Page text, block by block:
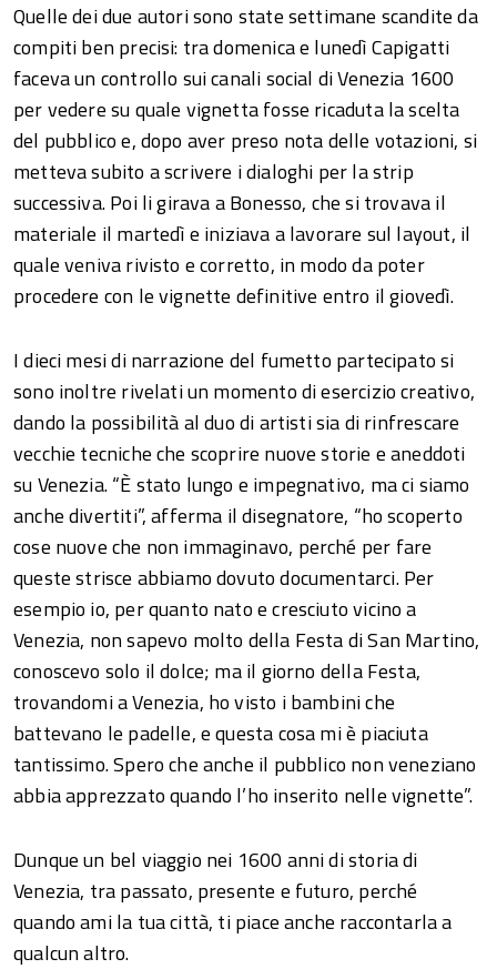
Quelle dei due autori sono state settimane scandite da
compiti ben precisi: tra domenica e lunedì Capigatti
faceva un controllo sui canali social di Venezia 1600
per vedere su quale vignetta fosse ricaduta la scelta
del pubblico e, dopo aver preso nota delle votazioni, si
metteva subito a scrivere i dialoghi per la strip
successiva. Poi li girava a Bonesso, che si trovava il
materiale il martedì e iniziava a lavorare sul layout, il
quale veniva rivisto e corretto, in modo da poter
procedere con le vignette definitive entro il giovedì.
I dieci mesi di narrazione del fumetto partecipato si
sono inoltre rivelati un momento di esercizio creativo,
dando la possibilità al duo di artisti sia di rinfrescare
vecchie tecniche che scoprire nuove storie e aneddoti
su Venezia. “È stato lungo e impegnativo, ma ci siamo
anche divertiti”, afferma il disegnatore, “ho scoperto
cose nuove che non immaginavo, perché per fare
queste strisce abbiamo dovuto documentarci. Per
esempio io, per quanto nato e cresciuto vicino a
Venezia, non sapevo molto della Festa di San Martino,
conoscevo solo il dolce; ma il giorno della Festa,
trovandomi a Venezia, ho visto i bambini che
battevano le padelle, e questa cosa mi è piaciuta
tantissimo. Spero che anche il pubblico non veneziano
abbia apprezzato quando l’ho inserito nelle vignette”.
Dunque un bel viaggio nei 1600 anni di storia di
Venezia, tra passato, presente e futuro, perché
quando ami la tua città, ti piace anche raccontarla a
qualcun altro.